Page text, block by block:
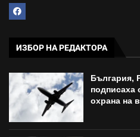
ИЗБОР НА РЕДАКТОРА
България,
подписаха
охрана на